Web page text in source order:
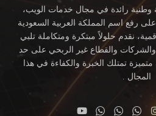
رائدة في مجال خدمات الويب،
رفع اسم المملكة العربية السعودية
نقدم حلولاً مبتكرة ومتكاملة تلبي
والشركات والقطاع غير الربحي على حد
تمتلك الخبرة والكفاءة في هذا
المجال .